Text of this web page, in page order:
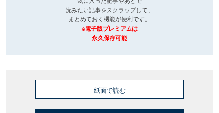
読みたい記事をスクラップして、
まとめておく機能が便利です。
※電子版プレミアムは
永久保存可能
紙面で読む